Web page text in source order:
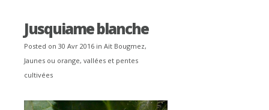
Jusquiame blanche
Posted on 30 Avr 2016 in Aït Bougmez,
Jaunes ou orange, vallées et pentes
cultivées